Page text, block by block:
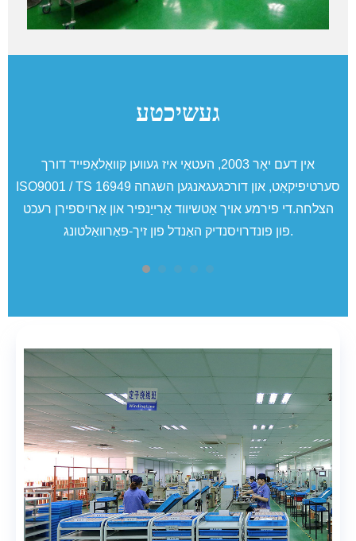
געשיכטע
אין דעם יאָר 2003, העטאַי איז געווען קוואַלאַפייד דורך
ISO9001 / TS 16949 סערטיפיקאַט, און דורכגעגאנגען השגחה
הצלחה.די פירמע אויך אַטשיווד אַרייַנפיר און אַרויספירן רעכט
פון פונדרויסנדיק האַנדל פון זיך-פאַרוואַלטונג.